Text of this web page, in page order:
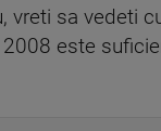
vreti sa vedeti
2008 este